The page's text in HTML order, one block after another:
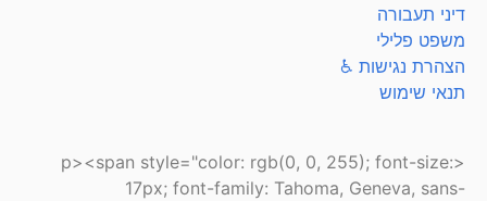
דיני תעבורה
משפט פלילי
הצהרת נגישות ♿
תנאי שימוש
<p><span style="color: rgb(0, 0, 255); font-size:
17px; font-family: Tahoma, Geneva, sans-